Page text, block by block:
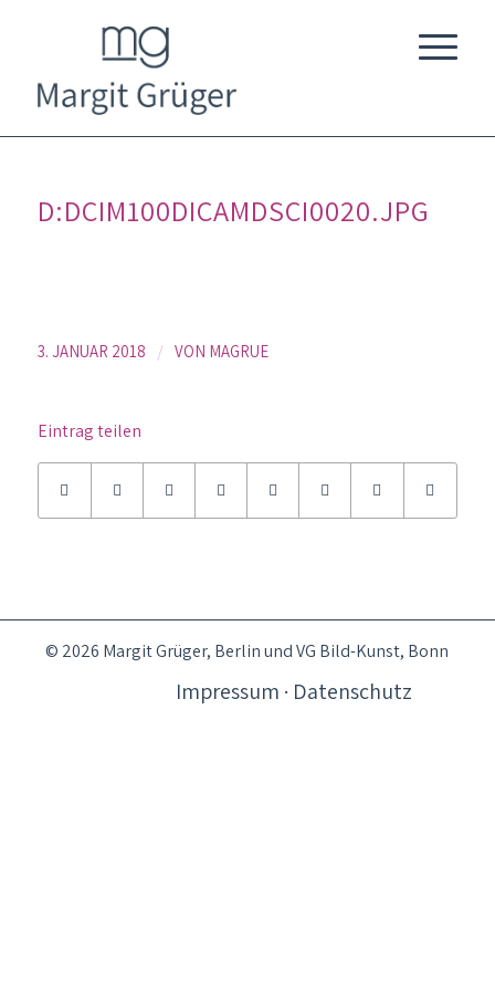
D:DCIM100DICAMDSCI0020.JPG
3. JANUAR 2018 / VON MAGRUE
Eintrag teilen
© 2026 Margit Grüger, Berlin und VG Bild-Kunst, Bonn
Impressum · Datenschutz